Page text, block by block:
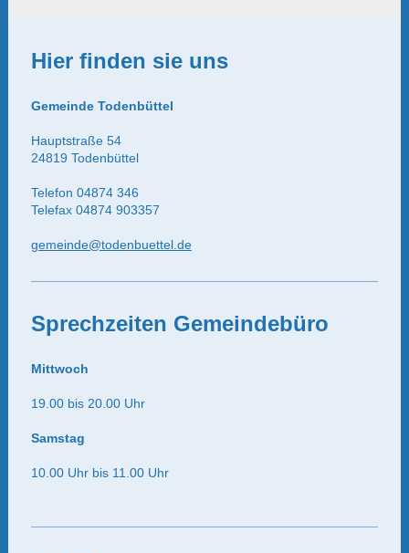
Hier finden sie uns
Gemeinde Todenbüttel
Hauptstraße 54
24819 Todenbüttel
Telefon 04874 346
Telefax 04874 903357
gemeinde@todenbuettel.de
Sprechzeiten Gemeindebüro
Mittwoch
19.00 bis 20.00 Uhr
Samstag
10.00 Uhr bis 11.00 Uhr